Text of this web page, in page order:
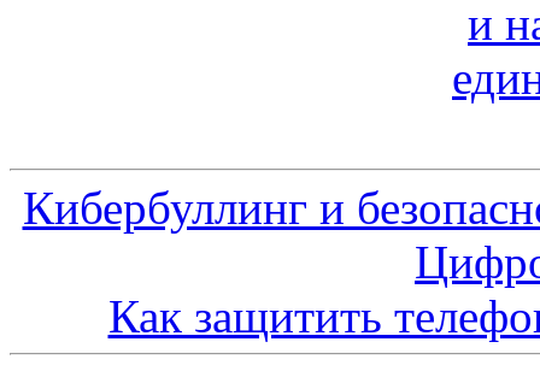
Кибербуллинг и
Как защитить